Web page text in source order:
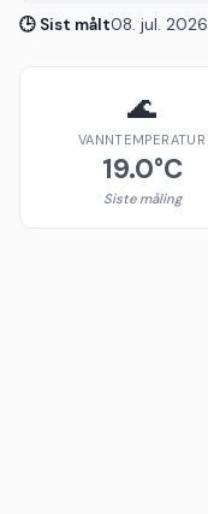
🕒 Sist målt08. jul. 2026
🌊
VANNTEMPERATUR
19.0°C
Siste måling